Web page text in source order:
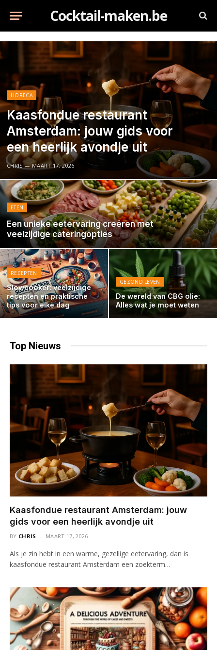
Cocktail-maken.be
HORECA
Kaasfondue restaurant
Amsterdam: jouw gids voor
een heerlijk avondje uit
CHRIS MAART 17, 2026
ETEN
Een unieke eetervaring creëren met
veelzijdige cateringopties
RECEPTEN
Slowcooker: veelzijdige
recepten en praktische
tips voor elke dag
GEZOND LEVEN
De wereld van CBG olie:
Alles wat je moet weten
Top Nieuws
Kaasfondue restaurant Amsterdam: jouw
gids voor een heerlijk avondje uit
BY CHRIS MAART 17, 2026
Als je zin hebt in een warme, gezellige eetervaring, dan is
kaasfondue restaurant Amsterdam een zoekterm…